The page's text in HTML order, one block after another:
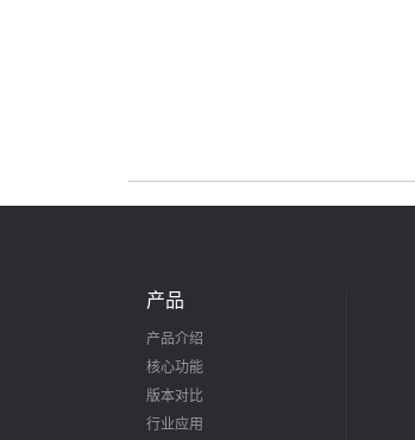
产品
产品介绍
核心功能
版本对比
行业应用